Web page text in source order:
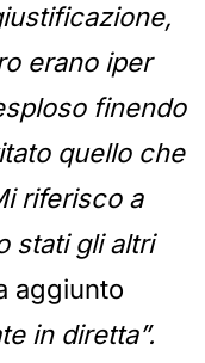
erano iper
finendo
quello che
riferisco a
stati gli altri
aggiunto
in diretta”.